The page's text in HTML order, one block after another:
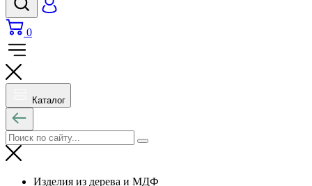
0
Каталог
Изделия из дерева и МДФ